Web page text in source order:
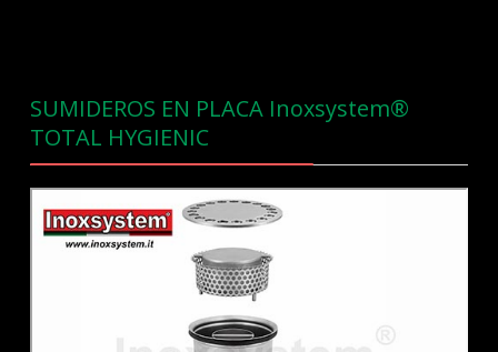
SUMIDEROS EN PLACA Inoxsystem®
TOTAL HYGIENIC